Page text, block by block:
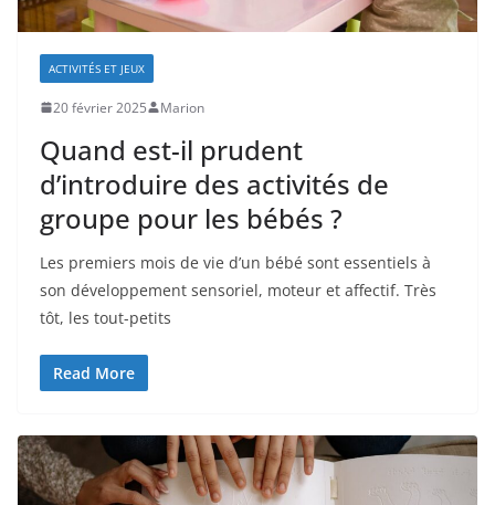
ACTIVITÉS ET JEUX
20 février 2025 Marion
Quand est-il prudent
d’introduire des activités de
groupe pour les bébés ?
Les premiers mois de vie d’un bébé sont essentiels à
son développement sensoriel, moteur et affectif. Très
tôt, les tout-petits
Read More